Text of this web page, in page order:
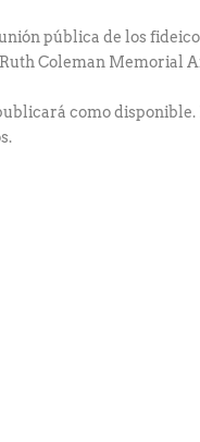
pública de los
Coleman Memorial
como